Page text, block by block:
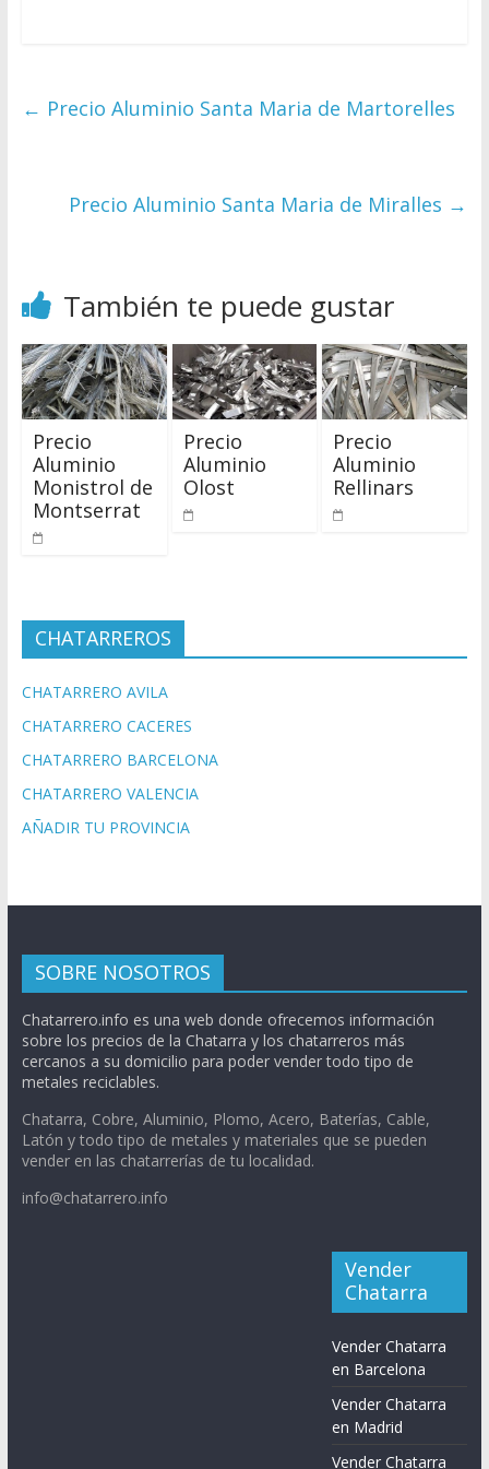
← Precio Aluminio Santa Maria de Martorelles
Precio Aluminio Santa Maria de Miralles →
También te puede gustar
Precio
Aluminio
Monistrol de
Montserrat
Precio
Aluminio
Olost
Precio
Aluminio
Rellinars
CHATARREROS
CHATARRERO AVILA
CHATARRERO CACERES
CHATARRERO BARCELONA
CHATARRERO VALENCIA
AÑADIR TU PROVINCIA
SOBRE NOSOTROS
Chatarrero.info es una web donde ofrecemos información
sobre los precios de la Chatarra y los chatarreros más
cercanos a su domicilio para poder vender todo tipo de
metales reciclables.
Chatarra, Cobre, Aluminio, Plomo, Acero, Baterías, Cable,
Latón y todo tipo de metales y materiales que se pueden
vender en las chatarrerías de tu localidad.
info@chatarrero.info
Vender
Chatarra
Vender Chatarra
en Barcelona
Vender Chatarra
en Madrid
Vender Chatarra